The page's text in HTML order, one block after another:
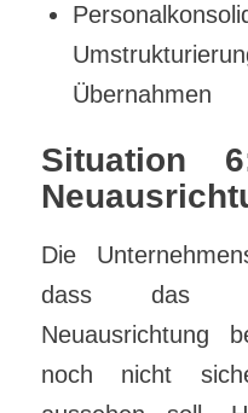
Übernahmen
Situation
Die
dass das
Neuausrichtung
noch nicht